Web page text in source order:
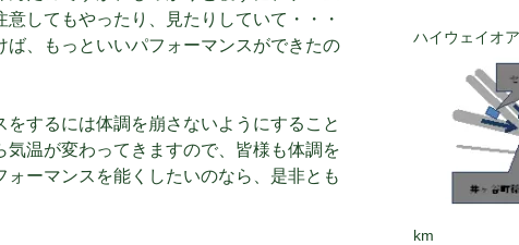
してもやったり、見たりしていて・・・
ば、もっといいパフォーマンスができたの
をするには体調を崩さないようにすること
気温が変わってきますので、皆様も体調を
ォーマンスを能くしたいのなら、是非とも
ハイウェイオ
km